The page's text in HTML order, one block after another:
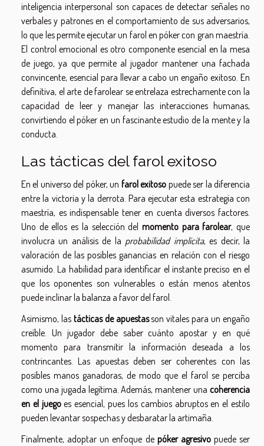
inteligencia interpersonal son capaces de detectar señales no
verbales y patrones en el comportamiento de sus adversarios,
lo que les permite ejecutar un farol en póker con gran maestría.
El control emocional es otro componente esencial en la mesa
de juego, ya que permite al jugador mantener una fachada
convincente, esencial para llevar a cabo un engaño exitoso. En
definitiva, el arte de farolear se entrelaza estrechamente con la
capacidad de leer y manejar las interacciones humanas,
convirtiendo el póker en un fascinante estudio de la mente y la
conducta.
Las tácticas del farol exitoso
En el universo del póker, un farol exitoso puede ser la diferencia
entre la victoria y la derrota. Para ejecutar esta estrategia con
maestría, es indispensable tener en cuenta diversos factores.
Uno de ellos es la selección del momento para farolear, que
involucra un análisis de la probabilidad implícita, es decir, la
valoración de las posibles ganancias en relación con el riesgo
asumido. La habilidad para identificar el instante preciso en el
que los oponentes son vulnerables o están menos atentos
puede inclinar la balanza a favor del farol.
Asimismo, las tácticas de apuestasson vitales para un engaño
creíble. Un jugador debe saber cuánto apostar y en qué
momento para transmitir la información deseada a los
contrincantes. Las apuestas deben ser coherentes con las
posibles manos ganadoras, de modo que el farol se perciba
como una jugada legítima. Además, mantener una coherencia
en el juegoes esencial, pues los cambios abruptos en el estilo
pueden levantar sospechas y desbaratar la artimaña.
Finalmente, adoptar un enfoque de póker agresivopuede ser